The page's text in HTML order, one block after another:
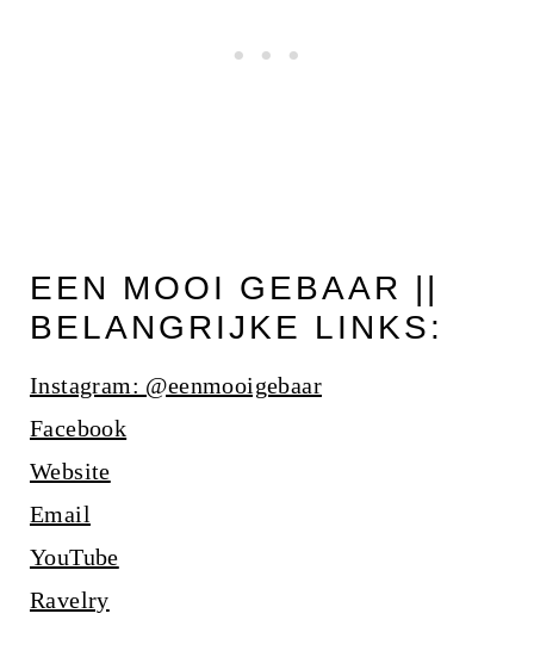
EEN MOOI GEBAAR ||
BELANGRIJKE LINKS:
Instagram: @eenmooigebaar
Facebook
Website
Email
YouTube
Ravelry